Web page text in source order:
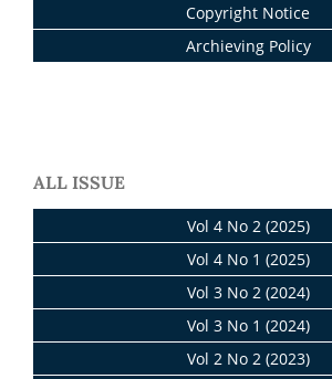
Copyright Notice
Archieving Policy
ALL ISSUE
Vol 4 No 2 (2025)
Vol 4 No 1 (2025)
Vol 3 No 2 (2024)
Vol 3 No 1 (2024)
Vol 2 No 2 (2023)